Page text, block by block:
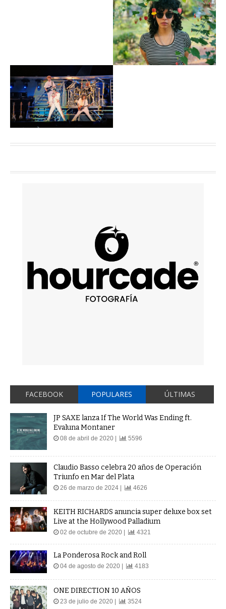
FACEBOOK POPULARES ÚLTIMAS
JP SAXE lanza If The World Was Ending ft.
Evaluna Montaner
08 de abril de 2020 | 5596
Claudio Basso celebra 20 años de Operación
Triunfo en Mar del Plata
26 de marzo de 2024 | 4626
KEITH RICHARDS anuncia super deluxe box set
Live at the Hollywood Palladium
02 de octubre de 2020 | 4321
La Ponderosa Rock and Roll
04 de agosto de 2020 | 4183
ONE DIRECTION 10 AÑOS
23 de julio de 2020 | 3524